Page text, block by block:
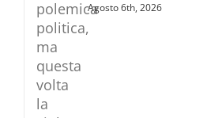
Agosto 6th, 2026